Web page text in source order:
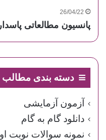
26/04/22
پانسیون مطالعاتی
دسته بندی مطالب
آزمون آزمایشی
دانلود گام به گام
نمونه سوالات نوبت